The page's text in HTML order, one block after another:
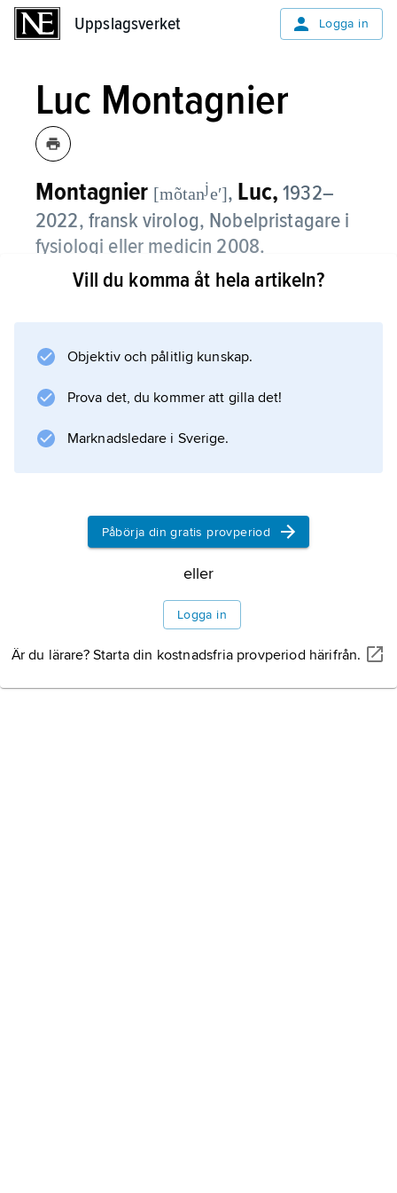
Uppslagsverket Logga in
Luc Montagnier
Montagnier [mõtanjeʹ], Luc, 1932–
2022, fransk virolog, Nobelpristagare i
fysiologi eller medicin 2008.
Luc Montagnier var professor vid
Bernard and Gloria Salick Center for
College, City University, New York.
Vill du komma åt hela artikeln?
Objektiv och pålitlig kunskap.
Prova det, du kommer att gilla det!
Marknadsledare i Sverige.
Påbörja din gratis provperiod
eller
Logga in
Är du lärare? Starta din kostnadsfria provperiod härifrån.